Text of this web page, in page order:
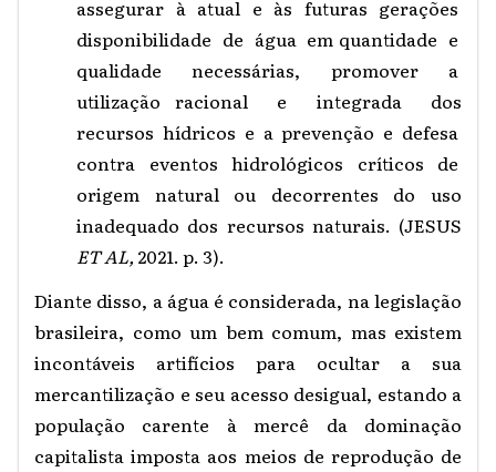
assegurar à atual e às futuras gerações
disponibilidade de água em quantidade e
qualidade necessárias, promover a
utilização racional e integrada dos
recursos hídricos e a prevenção e defesa
contra eventos hidrológicos críticos de
origem natural ou decorrentes do uso
inadequado dos recursos naturais. (JESUS
ET AL, 2021. p. 3).
Diante disso, a água é considerada, na legislação
brasileira, como um bem comum, mas existem
incontáveis artifícios para ocultar a sua
mercantilização e seu acesso desigual, estando a
população carente à mercê da dominação
capitalista imposta aos meios de reprodução de